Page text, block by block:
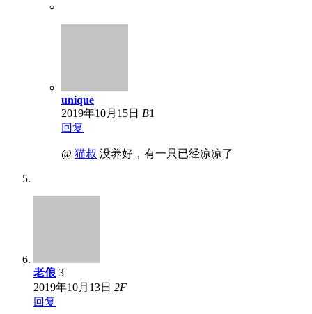
unique
2019年10月15日 B1
回复
@ 猫叔 没养好，有一只已经凉凉了
老俍 3
2019年10月13日 2F
回复